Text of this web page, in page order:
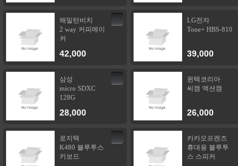
해밀턴비치
2 way 커피메이
커
42,000
LG전자
Tone+ HBS-810
39,000
삼성
micro SDXC
128G
28,000
윈텍코리아
씨캠 액션캠
26,000
로지텍
K480 블루투스
키보드
카카오프렌즈
휴대용 블루투
스 스피커